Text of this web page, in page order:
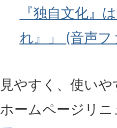
『独自文化』
れ』」 (音声フ
見やすく、使い
ホームページリ